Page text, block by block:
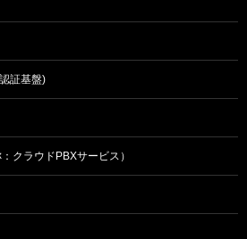
証基盤)
クラウドPBXサービス）